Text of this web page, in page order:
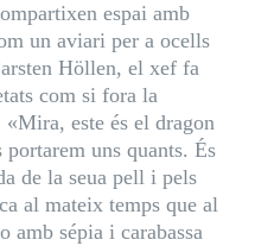
espai amb
un aviari per a ocells
Höllen, el xef fa
com si fora la
este és el dragon
uns quants. És
de la seua pell i pels
al mateix temps que al
amb sépia i carabassa